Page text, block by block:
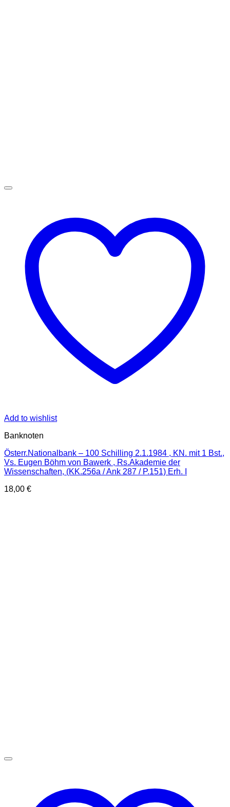
Add to wishlist
Banknoten
Österr.Nationalbank – 100 Schilling 2.1.1984 , KN. mit 1 Bst.,
Vs. Eugen Böhm von Bawerk , Rs.Akademie der
Wissenschaften, (KK.256a / Ank 287 / P.151) Erh. I
18,00 €